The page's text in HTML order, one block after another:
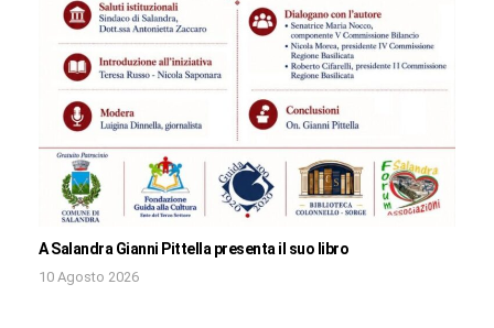
A Salandra Gianni Pittella presenta il suo libro
10 Agosto 2026